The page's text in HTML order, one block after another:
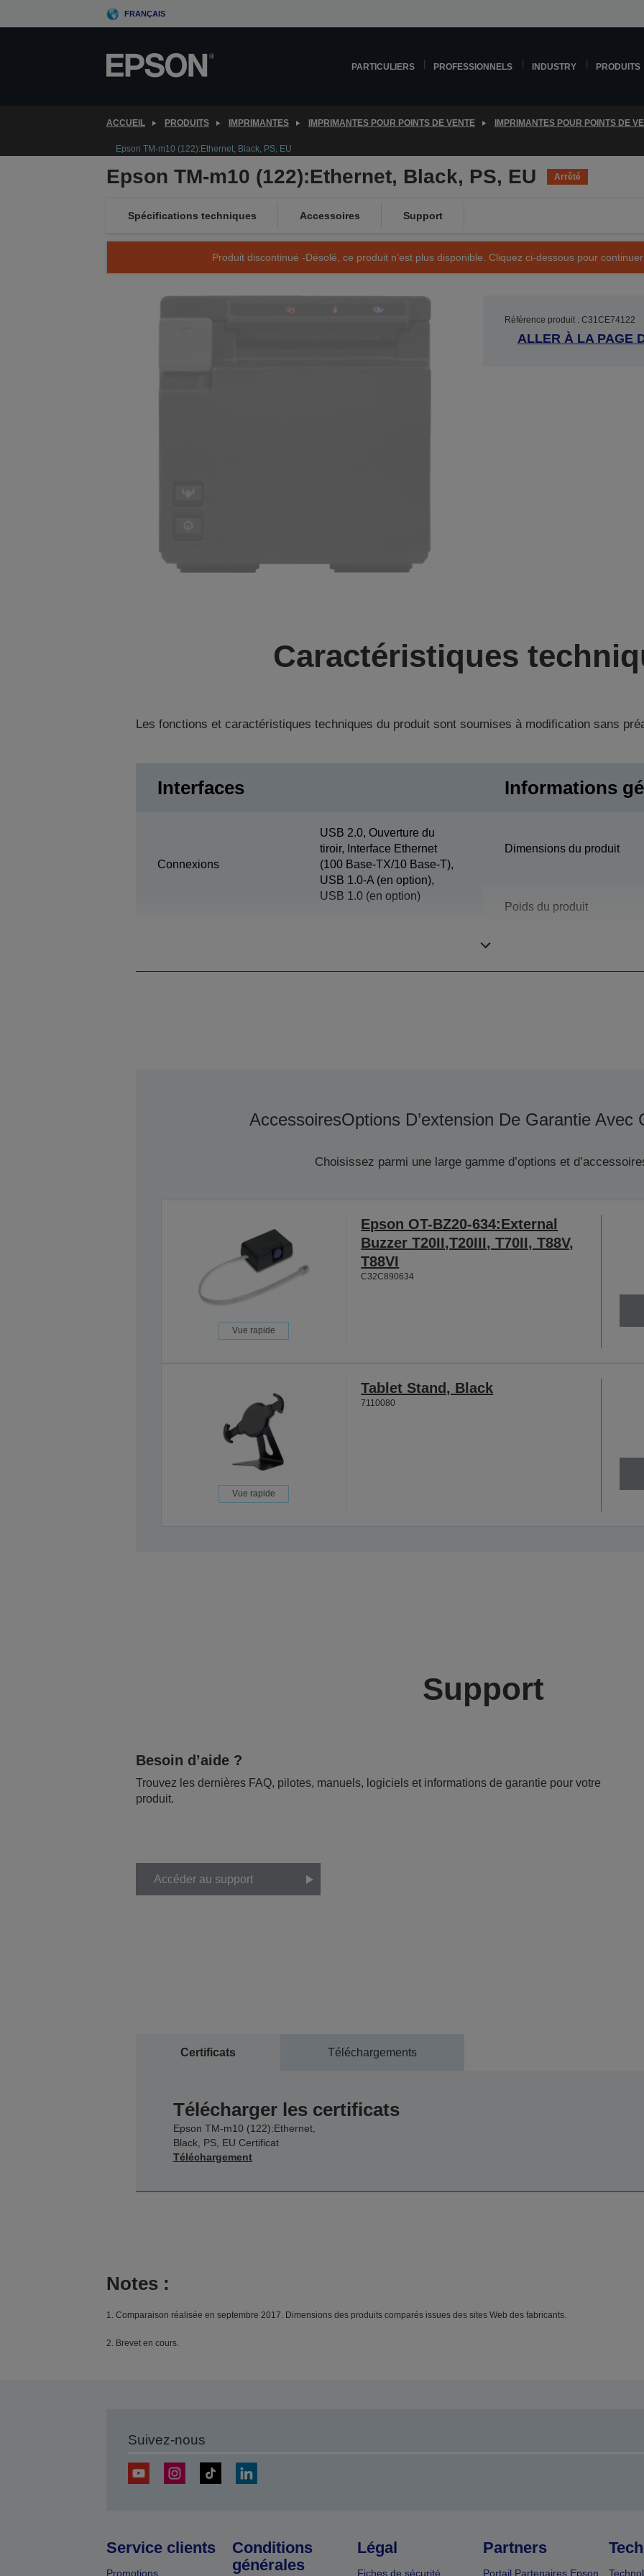
to
FRANÇAIS
PARTICULIERS PROFESSIONNELS INDUSTRY PRODUITS
ACCUEIL PRODUITS IMPRIMANTES IMPRIMANTES POUR POINTS DE VENTE IMPRIMANTES POUR POINTS DE
Epson TM-m10 (122):Ethernet, Black, PS, EU
Epson TM-m10 (122):Ethernet, Black, PS, EU Arrêté
Spécifications techniques Accessoires Support
Produit discontinué -Désolé, ce produit n’est plus disponible. Cliquez ci-dessous pour
Référence produit : C31CE74122
ALLER À LA PAGE
Caractéristiques
Les fonctions et caractéristiques techniques du produit sont soumises à modification sans
Interfaces
Connexions
USB 2.0, Ouverture du
tiroir, Interface Ethernet
(100 Base-TX/10 Base-T),
USB 1.0-A (en option),
USB 1.0 (en option)
Informations
Dimensions du produit
Poids du produit
AccessoiresOptions D’extension De Garantie Avec
Choisissez parmi une large gamme d’options et
Vue rapide
Epson OT-BZ20-634:External
Buzzer T20II,T20III, T70II, T88V,
T88VI
C32C890634
Vue rapide
Tablet Stand, Black
7110080
Support
Besoin d’aide ?
Trouvez les dernières FAQ, pilotes, manuels, logiciels et informations de garantie pour votre
produit.
Accéder au support
Certificats Téléchargements
Télécharger les certificats
Epson TM-m10 (122):Ethernet,
Black, PS, EU Certificat
Téléchargement
Notes :
1. Comparaison réalisée en septembre 2017. Dimensions des produits comparés issues des sites Web des fabricants.
2. Brevet en cours.
Suivez-nous
Service clients
Promotions
Conditions
générales
Légal
Fiches de sécurité
Partners
Portail Partenaires Epson